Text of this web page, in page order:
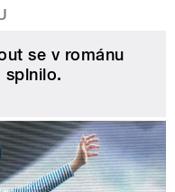
se v románu
splnilo.